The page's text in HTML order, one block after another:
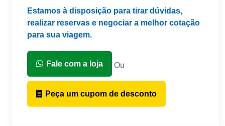
Estamos à disposição para tirar dúvidas,
realizar reservas e negociar a melhor cotação
para sua viagem.
Fale com a loja Ou
Peça um cupom de desconto